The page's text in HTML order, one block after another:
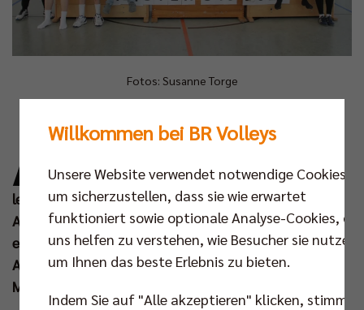
Fotos: Susanne Torge
A uch im Volleyballnachwuchs befindet sich
Am vergangenen Wochenende fanden die
letzten Nordostdeutschen Meisterschaften in den
Altersklassen U16 und U20 statt – mit einem
erfreulichen Resultat: Insgesamt fünf Berliner
Auswahlteams nehmen an den vier Deutschen
Meisterschaften im April und Mai teil.
Willkommen bei BR Volleys
Unsere Website verwendet notwendige Cookies,
um sicherzustellen, dass sie wie erwartet
funktioniert sowie optionale Analyse-Cookies, die
uns helfen zu verstehen, wie Besucher sie nutzen,
um Ihnen das beste Erlebnis zu bieten.
Indem Sie auf "Alle akzeptieren" klicken, stimmen